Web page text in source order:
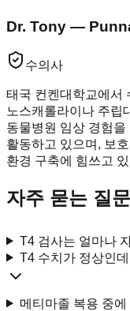
Dr. Tony —
수의사
태국 컨켄대학교에서
노스캐롤라이나 주립
동물병원 임상 경험
활동하고 있으며, 보
환경 구축에 힘쓰고
자주 묻는 질문
T4 검사는 얼마나
T4 수치가 정상인
메티마졸 복용 중